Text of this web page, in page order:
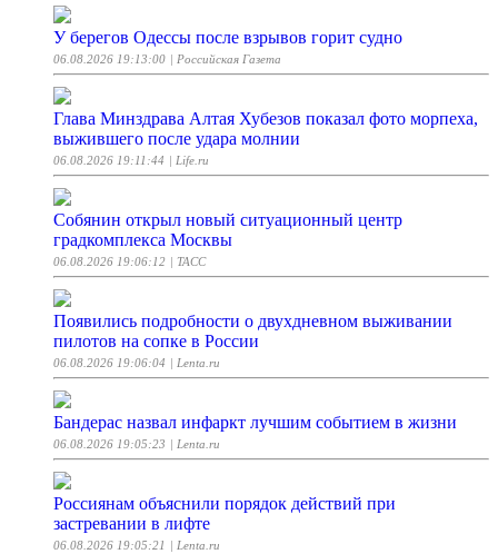
У берегов Одессы после взрывов горит судно
06.08.2026 19:13:00 | Российская Газета
Глава Минздрава Алтая Хубезов показал фото морпеха,
выжившего после удара молнии
06.08.2026 19:11:44 | Life.ru
Собянин открыл новый ситуационный центр
градкомплекса Москвы
06.08.2026 19:06:12 | ТАСС
Появились подробности о двухдневном выживании
пилотов на сопке в России
06.08.2026 19:06:04 | Lenta.ru
Бандерас назвал инфаркт лучшим событием в жизни
06.08.2026 19:05:23 | Lenta.ru
Россиянам объяснили порядок действий при
застревании в лифте
06.08.2026 19:05:21 | Lenta.ru